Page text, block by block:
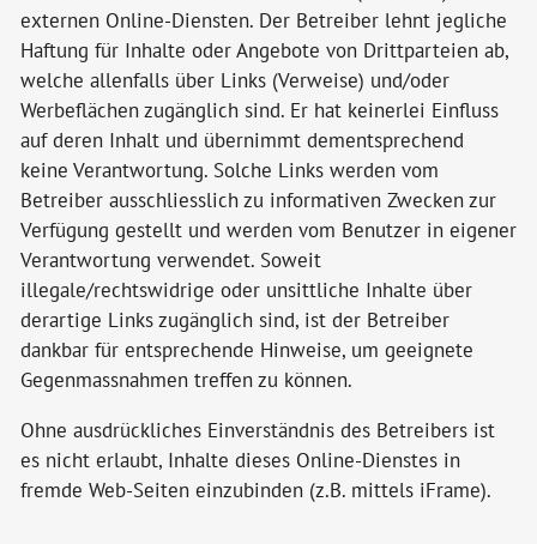
externen Online-Diensten. Der Betreiber lehnt jegliche
Haftung für Inhalte oder Angebote von Drittparteien ab,
welche allenfalls über Links (Verweise) und/oder
Werbeflächen zugänglich sind. Er hat keinerlei Einfluss
auf deren Inhalt und übernimmt dementsprechend
keine Verantwortung. Solche Links werden vom
Betreiber ausschliesslich zu informativen Zwecken zur
Verfügung gestellt und werden vom Benutzer in eigener
Verantwortung verwendet. Soweit
illegale/rechtswidrige oder unsittliche Inhalte über
derartige Links zugänglich sind, ist der Betreiber
dankbar für entsprechende Hinweise, um geeignete
Gegenmassnahmen treffen zu können.
Ohne ausdrückliches Einverständnis des Betreibers ist
es nicht erlaubt, Inhalte dieses Online-Dienstes in
fremde Web-Seiten einzubinden (z.B. mittels iFrame).